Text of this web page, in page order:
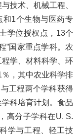
技术、机械工程、
和1个生物与医药专
学位授权点，13个
”国家重点学科。农
学、材料科学、环
，其中农业科学排
工程两个学科获得
学科培育计划。食品
高分子学科在U. S.
学与工程、轻工技